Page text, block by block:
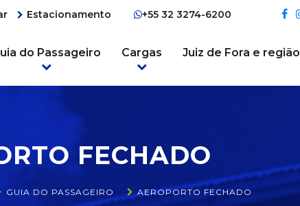
Estacionamento +55 32 3274-6200
do Passageiro Cargas Juiz de Fora e região
FECHADO
GUIA DO PASSAGEIRO AEROPORTO FECHADO